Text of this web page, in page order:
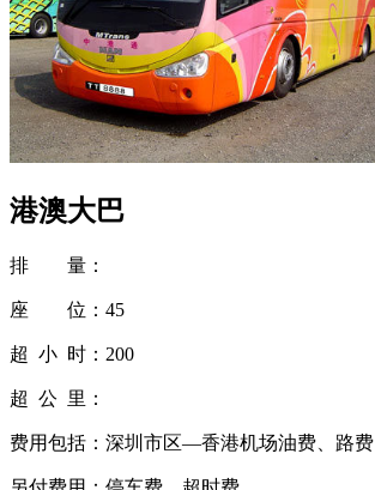
港澳大巴
排 量：
座 位： 45
超 小 时： 200
超 公 里：
费用包括： 深圳市区—香港机场油费、路费